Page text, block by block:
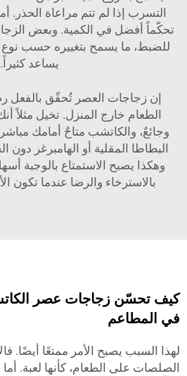
التسرب إذا لم تتم مراعاة الحذر.
تحكّماً أفضل في الكمية. وبعض
للضبط، ما يسمح بتغييره حسب نوع
يساعد كثيراً.
إن زجاجات العصر تُحقّق بالفعل
الطعام خارج المنزل. تخيل مثلاً
وجائعٌ، والكاتشب متاحٌ أمامك
البطاطا المقلية أو الهامبرغر دون
وهكذا يصبح الاستمتاع بالوجبة
بالاسترخاء والرضا عندما تكون
كيف تحسّن زجاجات عصر
في المطاعم
لهذا السبب يصبح الأمر ممتعًا أيضًا.
الصلصات على الطعام، كأنها لعبة. أما